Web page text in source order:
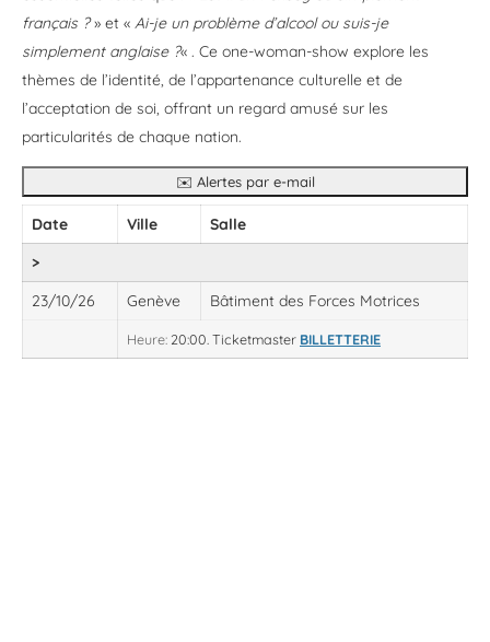
français ?» et « Ai-je un problème d’alcool ou suis-je
simplement anglaise ?« . Ce one-woman-show explore les
thèmes de l’identité, de l’appartenance culturelle et de
l’acceptation de soi, offrant un regard amusé sur les
particularités de chaque nation.
✉️ Alertes par e-mail
Date Ville
Salle
>
23/10/26
Genève Bâtiment des Forces Motrices
Heure: 20:00. Ticketmaster BILLETTERIE